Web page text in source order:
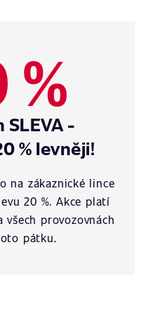
-
% levněji!
na zákaznické lince
20 %. Akce platí
provozovnách
pátku.